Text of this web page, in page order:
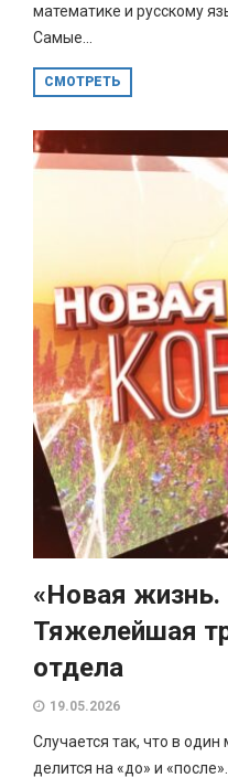
математике и русскому
Самые...
СМОТРЕТЬ
«Новая жизнь.
Тяжелейшая
отдела
19.05.2026
Случается так, что в
делится на «до» и